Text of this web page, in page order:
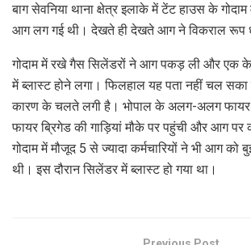
बाग सेवनिया थाना क्षेत्र इलाके में टेंट हाउस के
आग लग गई थी। देखते ही देखते आग ने विकराल रूप
गोदाम में रखे गैस सिलेंडरों ने आग पकड़ ली और एक
में ब्लास्ट होने लगा। फिलहाल यह पता नहीं चल
कारण के चलते लगी है। भोपाल के अलग-अलग
फायर ब्रिगेड की गाड़ियां मौके पर पहुंची और आग पर
गोदाम में मौजूद 5 से ज्यादा कर्मचारियों ने भी आग को
थी। इस दौरान सिलेंडर में ब्लास्ट हो गया था।